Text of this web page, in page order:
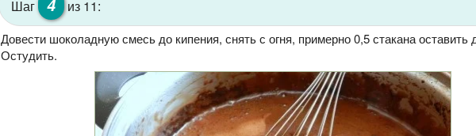
Шаг 4 из 11:
Довести шоколадную смесь до кипения, снять с огня, примерно 0,5 стакана оставить
Остудить.